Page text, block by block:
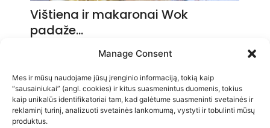
Manage Consent
Mes ir mūsų naudojame jūsų įrenginio informaciją, tokią kaip
“sausainiukai” (angl. cookies) ir kitus suasmenintus duomenis, tokius
kaip unikalūs identifikatoriai tam, kad galėtume suasmeninti svetainės ir
reklaminį turinį, analizuoti svetainės lankomumą, vystyti ir tobulinti mūsų
produktus.
Vištiena ir makaronai Wok
padaže…